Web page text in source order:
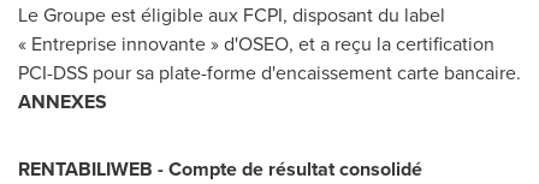
Le Groupeest éligible aux FCPI, disposant du label
« Entreprise innovante » d'OSEO, et a reçu la certification
PCI-DSS pour sa plate-forme d'encaissement carte bancaire.
ANNEXES
RENTABILIWEB -Compte de résultat consolidé